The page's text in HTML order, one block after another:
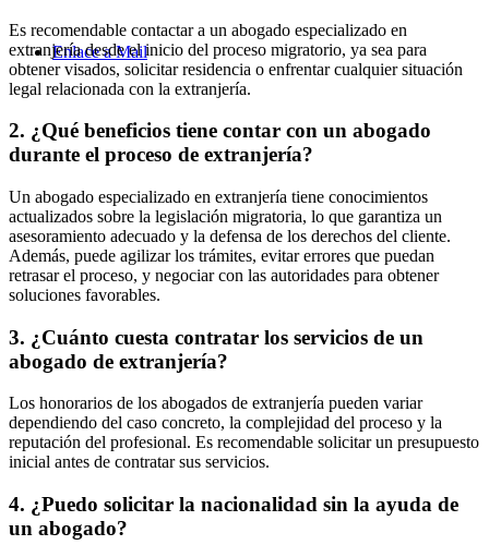
Enlace a Mail
Es recomendable contactar a un abogado especializado en
extranjería desde el inicio del proceso migratorio, ya sea para
obtener visados, solicitar residencia o enfrentar cualquier situación
legal relacionada con la extranjería.
2. ¿Qué beneficios tiene contar con un abogado
durante el proceso de extranjería?
Un abogado especializado en extranjería tiene conocimientos
actualizados sobre la legislación migratoria, lo que garantiza un
asesoramiento adecuado y la defensa de los derechos del cliente.
Además, puede agilizar los trámites, evitar errores que puedan
retrasar el proceso, y negociar con las autoridades para obtener
soluciones favorables.
3. ¿Cuánto cuesta contratar los servicios de un
abogado de extranjería?
Los honorarios de los abogados de extranjería pueden variar
dependiendo del caso concreto, la complejidad del proceso y la
reputación del profesional. Es recomendable solicitar un presupuesto
inicial antes de contratar sus servicios.
4. ¿Puedo solicitar la nacionalidad sin la ayuda de
un abogado?